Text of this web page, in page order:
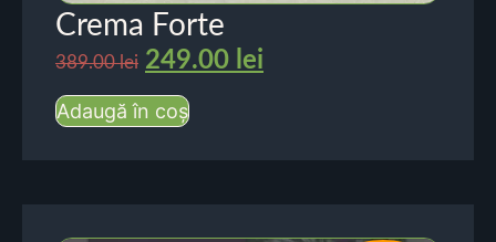
Crema Forte
389.00lei 249.00 lei
Adaugă în coș